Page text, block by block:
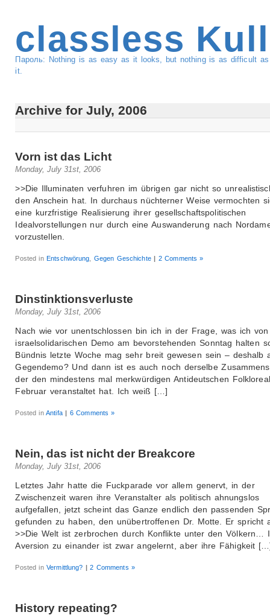
classless
Пароль: Nothing is as easy as it looks, but nothing is as difficult
it.
Archive for July, 2006
Vorn ist das Licht
Monday, July 31st, 2006
>>Die Illuminaten verfuhren im übrigen gar nicht so
den Anschein hat. In durchaus nüchterner Weise vermochten
eine kurzfristige Realisierung ihrer gesellschaftspolitischen
Idealvorstellungen nur durch eine Auswanderung nach
vorzustellen.
Posted inEntschwörung Gegen Geschichte | 2 Comments »
Dinstinktionsverluste
Monday, July 31st, 2006
Nach wie vor unentschlossen bin ich in der Frage, was ich
israelsolidarischen Demo am bevorstehenden Sonntag halten
Bündnis letzte Woche mag sehr breit gewesen sein – deshalb
Gegendemo? Und dann ist es auch noch derselbe
der den mindestens mal merkwürdigen Antideutschen
Februar veranstaltet hat. Ich weiß […]
Posted inAntifa | 6 Comments »
Nein, das ist nicht der Breakcore
Monday, July 31st, 2006
Letztes Jahr hatte die Fuckparade vor allem genervt, in der
Zwischenzeit waren ihre Veranstalter als politisch ahnungslos
aufgefallen, jetzt scheint das Ganze endlich den passenden
gefunden zu haben, den unübertroffenen Dr. Motte. Er spricht
>>Die Welt ist zerbrochen durch Konflikte unter den Völkern…
Aversion zu einander ist zwar angelernt, aber ihre Fähigkeit
Posted inVermittlung? | 2 Comments »
History repeating?